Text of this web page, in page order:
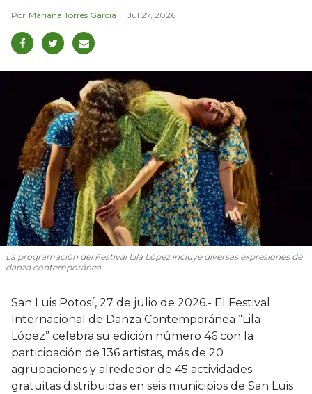
Mariana Torres García Jul 27, 2026
La programación del Festival Lila López incluye diversas expresiones de
danza contemporánea.
San Luis Potosí, 27 de julio de 2026.- El Festival
Internacional de Danza Contemporánea “Lila
López” celebra su edición número 46 con la
participación de 136 artistas, más de 20
agrupaciones y alrededor de 45 actividades
gratuitas distribuidas en seis municipios de San Luis